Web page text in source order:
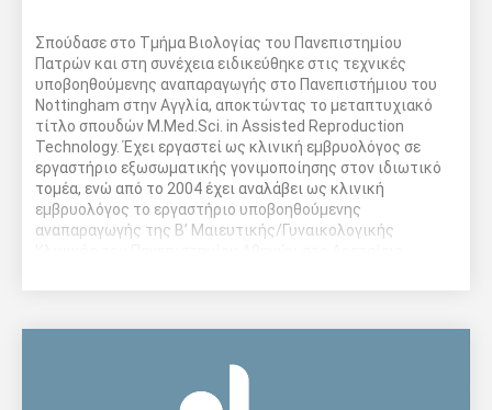
Σπούδασε στο Τμήμα Βιολογίας του Πανεπιστημίου
Πατρών και στη συνέχεια ειδικεύθηκε στις τεχνικές
υποβοηθούμενης αναπαραγωγής στο Πανεπιστήμιου του
Nottingham στην Αγγλία, αποκτώντας το μεταπτυχιακό
τίτλο σπουδών M.Med.Sci. in Assisted Reproduction
Technology. Έχει εργαστεί ως κλινική εμβρυολόγος σε
εργαστήριο εξωσωματικής γονιμοποίησης στον ιδιωτικό
τομέα, ενώ από το 2004 έχει αναλάβει ως κλινική
εμβρυολόγος το εργαστήριο υποβοηθούμενης
αναπαραγωγής της Β’ Μαιευτικής/Γυναικολογικής
Αθηνών και του ΤΕΙ Αθήνας από ο 2007.